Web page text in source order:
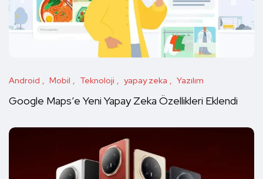
Android Mobil Teknoloji yapay zeka Yazılım
Google Maps’e Yeni Yapay Zeka Özellikleri Eklendi